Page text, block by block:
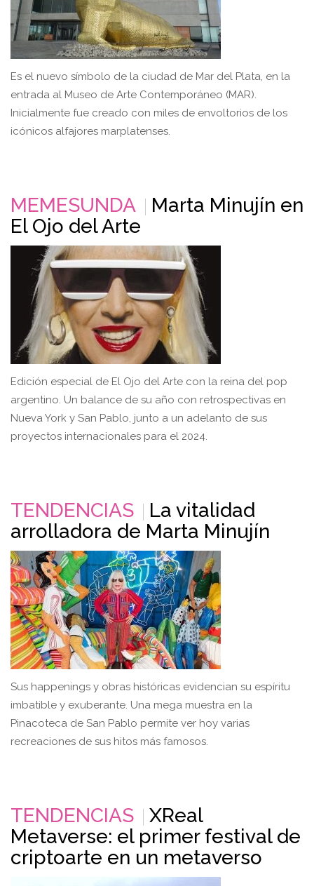
Es el nuevo símbolo de la ciudad de Mar del Plata, en la
entrada al Museo de Arte Contemporáneo (MAR).
Inicialmente fue creado con miles de envoltorios de los
icónicos alfajores marplatenses.
MEMESUNDA
Marta Minujín en
El Ojo del Arte
Edición especial de El Ojo del Arte con la reina del pop
argentino. Un balance de su año con retrospectivas en
Nueva York y San Pablo, junto a un adelanto de sus
proyectos internacionales para el 2024.
TENDENCIAS
La vitalidad
arrolladora de Marta Minujín
Sus happenings y obras históricas evidencian su espíritu
imbatible y exuberante. Una mega muestra en la
Pinacoteca de San Pablo permite ver hoy varias
recreaciones de sus hitos más famosos.
TENDENCIAS
XReal
Metaverse: el primer festival de
criptoarte en un metaverso